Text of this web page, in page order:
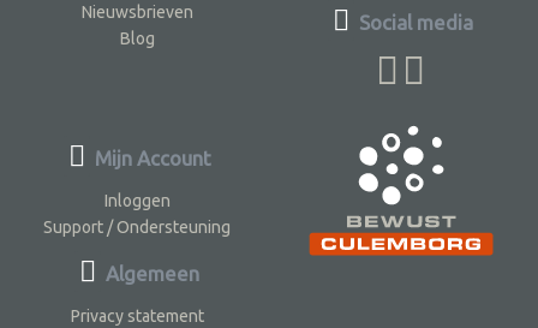
Nieuwsbrieven
Blog
Social media
Mijn Account
Inloggen
Support / Ondersteuning
Algemeen
Privacy statement